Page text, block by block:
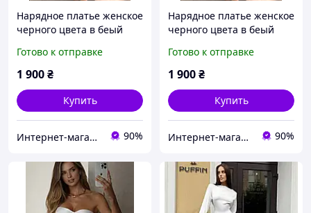
Нарядное платье женское
черного цвета в беый
раз. L, XL,2 XL
Готово к отправке
1 900₴
Купить
Интернет-магазин "Кларисса" 90%
Нарядное платье женское
черного цвета в беый
раз. L, XL,2 XL
Готово к отправке
1 900₴
Купить
Интернет-магазин "Кларисса" 90%